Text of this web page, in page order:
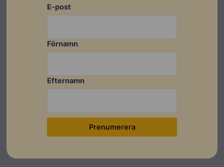
E-post
Förnamn
Efternamn